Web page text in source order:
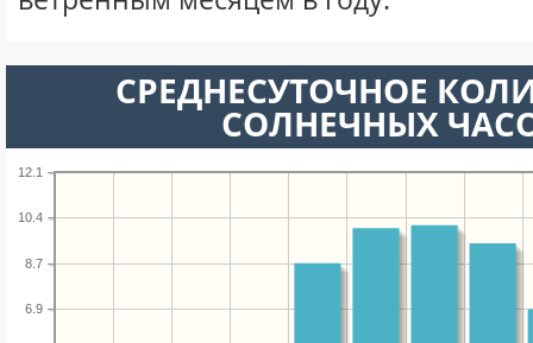
СРЕДНЕСУТОЧНОЕ
СОЛНЕЧНЫХ
6.9
8.7
10.4
12.1